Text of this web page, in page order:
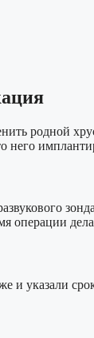
родной
него
операции
и указали